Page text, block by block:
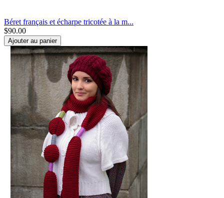
Béret français et écharpe tricotée à la m...
$90.00
Ajouter au panier